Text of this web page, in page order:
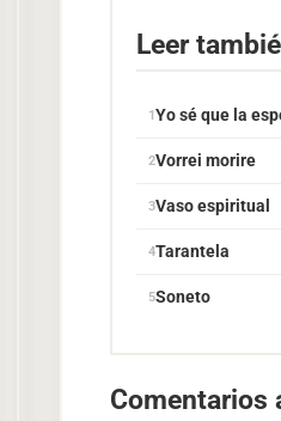
Leer
Yo sé que la
Vorrei morire
Vaso espiritual
Tarantela
Soneto
Comentarios